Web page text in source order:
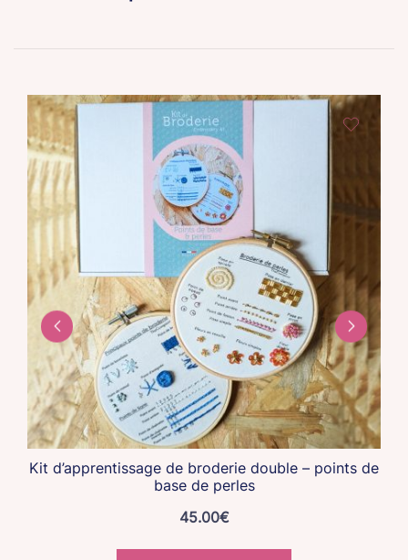
Kit d’apprentissage de broderie double – points de
base de perles
45.00€